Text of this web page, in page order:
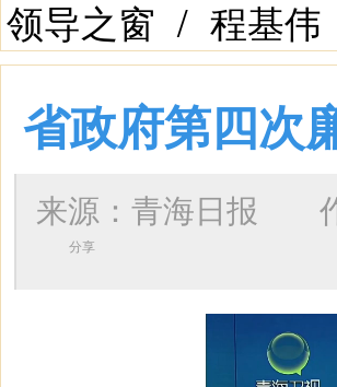
领导之窗 / 程基伟
省政府第四次
来源：青海日报
分享